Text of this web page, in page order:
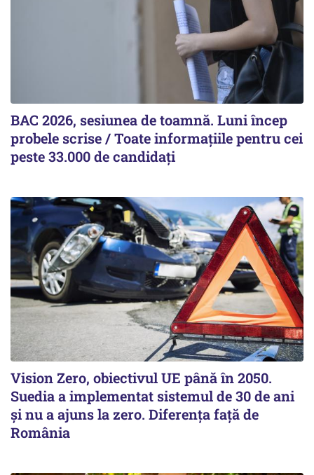
BAC 2026, sesiunea de toamnă. Luni încep
probele scrise / Toate informațiile pentru cei
peste 33.000 de candidați
Vision Zero, obiectivul UE până în 2050.
Suedia a implementat sistemul de 30 de ani
şi nu a ajuns la zero. Diferenţa faţă de
România